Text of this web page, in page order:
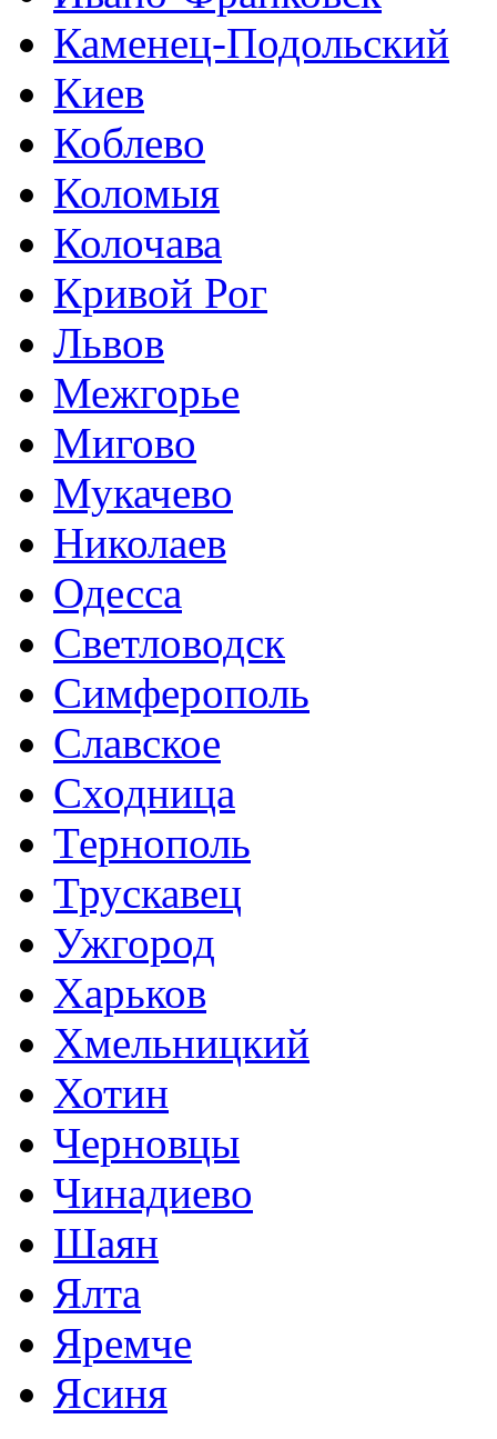
Каменец-Подольский
Киев
Коблево
Коломыя
Колочава
Кривой Рог
Львов
Межгорье
Мигово
Мукачево
Николаев
Одесса
Светловодск
Симферополь
Славское
Сходница
Тернополь
Трускавец
Ужгород
Харьков
Хмельницкий
Хотин
Черновцы
Чинадиево
Шаян
Ялта
Яремче
Ясиня